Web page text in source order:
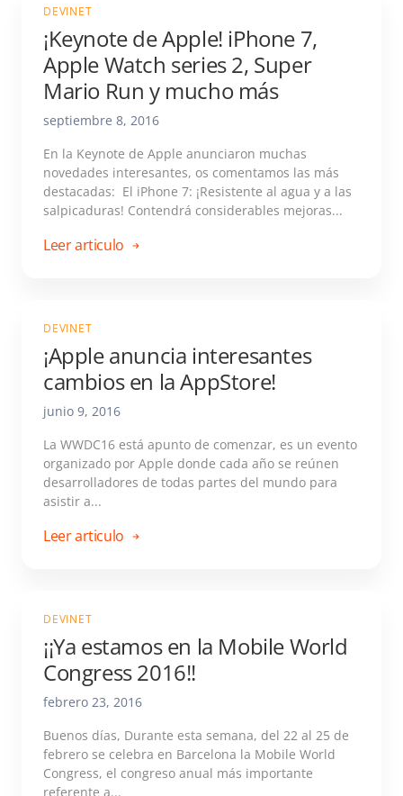
DEVINET
¡Keynote de Apple! iPhone 7,
Apple Watch series 2, Super
Mario Run y mucho más
septiembre 8, 2016
En la Keynote de Apple anunciaron muchas
novedades interesantes, os comentamos las más
destacadas: El iPhone 7: ¡Resistente al agua y a las
salpicaduras! Contendrá considerables mejoras...
Leer articulo
DEVINET
¡Apple anuncia interesantes
cambios en la AppStore!
junio 9, 2016
La WWDC16 está apunto de comenzar, es un evento
organizado por Apple donde cada año se reúnen
desarrolladores de todas partes del mundo para
asistir a...
Leer articulo
DEVINET
¡¡Ya estamos en la Mobile World
Congress 2016!!
febrero 23, 2016
Buenos días, Durante esta semana, del 22 al 25 de
febrero se celebra en Barcelona la Mobile World
Congress, el congreso anual más importante
referente a...